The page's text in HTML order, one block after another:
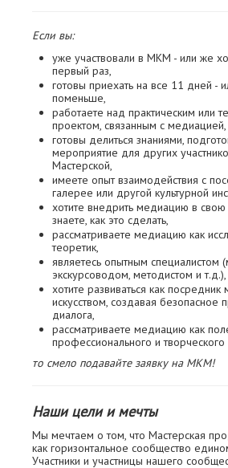
Если вы:
уже участвовали в МКМ - или же
первый раз,
готовы приехать на все 11 дней -
поменьше,
работаете над практическим или
проектом, связанным с медиацией,
готовы делиться знаниями,
мероприятие для других
Мастерской,
имеете опыт взаимодействия с
галерее или другой культурной
хотите внедрить медиацию в свою
знаете, как это сделать,
рассматриваете медиацию как
теоретик,
являетесь опытным специалистом
экскурсоводом, методистом и т.д.),
хотите развиваться как
искусством, создавая безопасное
диалога,
рассматриваете медиацию как
профессионального и творческого
то смело подавайте заявку на МКМ!
Наши цели и мечты
Мы мечтаем о том, что Мастерская
как горизонтальное сообщество
Участники и участницы нашего